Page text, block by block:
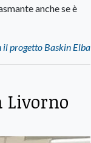
anche se è
progetto Baskin Elba
Livorno